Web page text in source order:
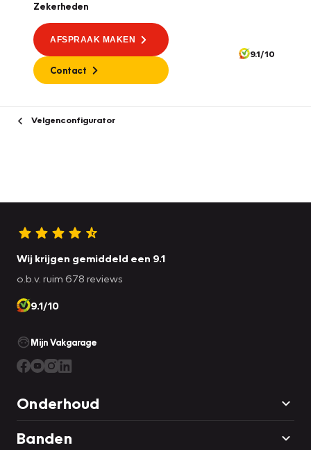
Zekerheden
AFSPRAAK MAKEN
Contact
9.1/10
Velgenconfigurator
Wij krijgen gemiddeld een 9.1
o.b.v. ruim 678 reviews
9.1/10
Mijn Vakgarage
Onderhoud
Banden